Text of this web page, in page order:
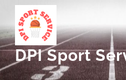
content
DPI Sport